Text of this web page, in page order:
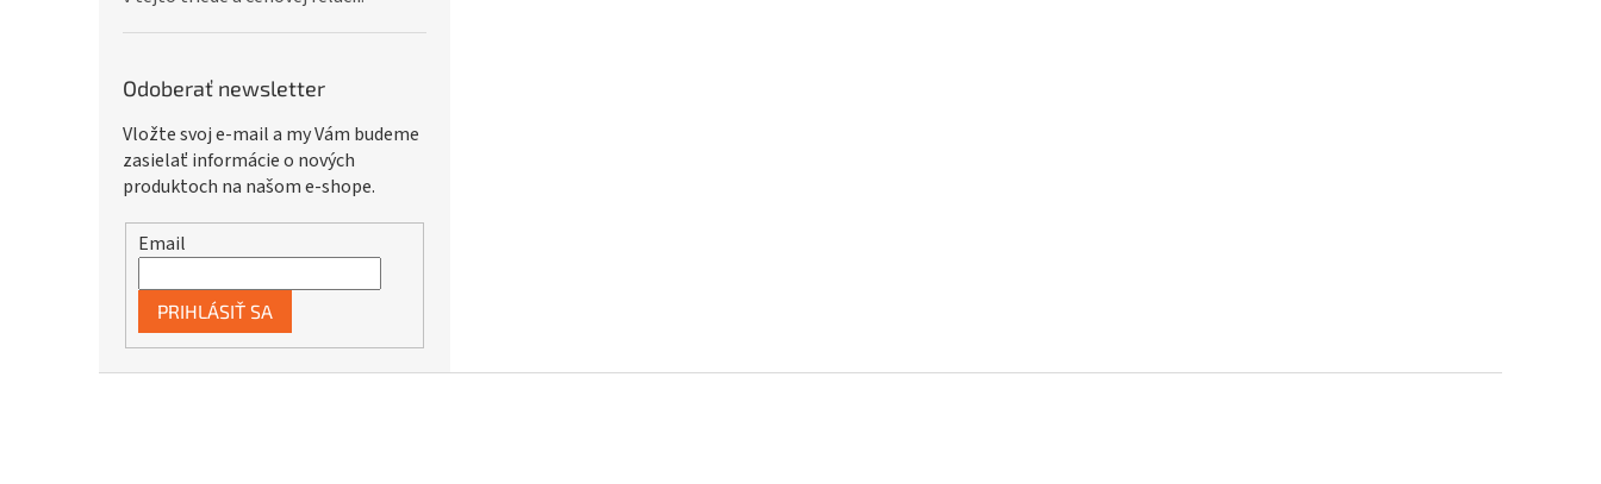
Odoberať newsletter
Vložte svoj e-mail a my Vám budeme
zasielať informácie o nových
produktoch na našom e-shope.
Email
PRIHLÁSIŤ SA